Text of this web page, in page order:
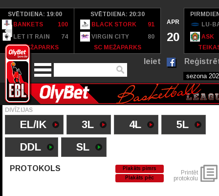
SVĒTDIENA: 19:00
BANKETS
100
LET IT RAIN
74
SC MEŽAPARKS
SVĒTDIENA: 20:30
BLACK STORK
91
VIRGIN CITY
80
SC MEŽAPARKS
APR
20
LU-
ASK
Ieiet
DIVĪZIJAS
EL/IK 3L 4L
5L
DDL
SL
PROTOKOLS
Plakāts pimrs
Plakāts pēc
Printēt
protokolu